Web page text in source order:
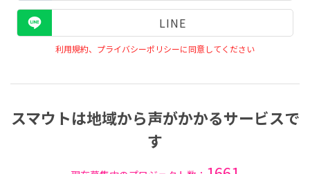
LINE
利用規約、プライバシーポリシーに同意してください
スマウトは地域から声がかかるサービスで
す